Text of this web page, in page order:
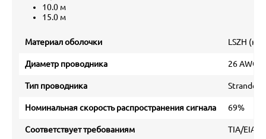
10.0 м
15.0 м
Материал оболочки LSZH
Диаметр проводника 26 AWG
Тип проводника Stranded
Номинальная скорость распространения сигнала 69%
Соответствует требованиям TIA/EIA